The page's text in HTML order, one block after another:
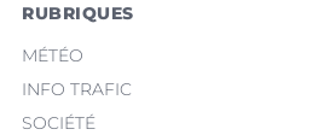
RUBRIQUES
MÉTÉO
INFO TRAFIC
SOCIÉTÉ